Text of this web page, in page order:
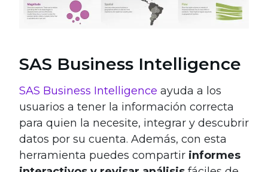
SAS Business Intelligence
SAS Business Intelligence ayuda a los
usuarios a tener la información correcta
para quien la necesite, integrar y descubrir
datos por su cuenta. Además, con esta
herramienta puedes compartir informes